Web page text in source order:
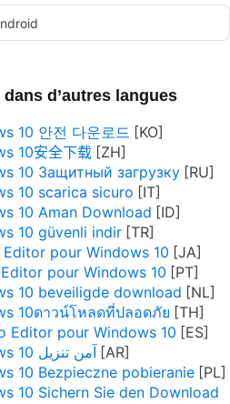
d’autres langues
10 안전 다운로드
10安全下载
10 Защитный загрузку
10 scarica sicuro
10 Aman Download
10 güvenli indir
Editor pour Windows 10
pour Windows 10
10 beveiligde download
10ดาวน์โหลดที่ปลอดภัย
Editor pour Windows 10
Photo Editor pour Windows 10 آمن تنزيل
10 Bezpieczne pobieranie
10 Sichern Sie den Download